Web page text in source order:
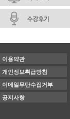
이용약관
개인정보취급방침
이메일무단수집거부
공지사항